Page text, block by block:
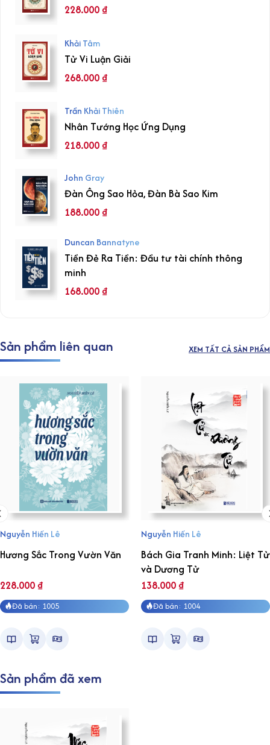
228.000₫
Khải Tâm
Tử Vi Luận Giải
268.000₫
Trần Khải Thiên
Nhân Tướng Học Ứng Dụng
218.000₫
John Gray
Đàn Ông Sao Hỏa, Đàn Bà Sao Kim
188.000₫
Duncan Bannatyne
Tiền Đẻ Ra Tiền: Đầu tư tài chính thông
minh
168.000₫
Sản phẩm liên quan XEM TẤT CẢ SẢN PHẨM
Nguyễn Hiến Lê
Hương Sắc Trong Vườn Văn
228.000₫
Đã bán: 1005
Nguyễn Hiến Lê
Bách Gia Tranh Minh: Liệt Tử
và Dương Tử
138.000₫
Đã bán: 1004
Sản phẩm đã xem